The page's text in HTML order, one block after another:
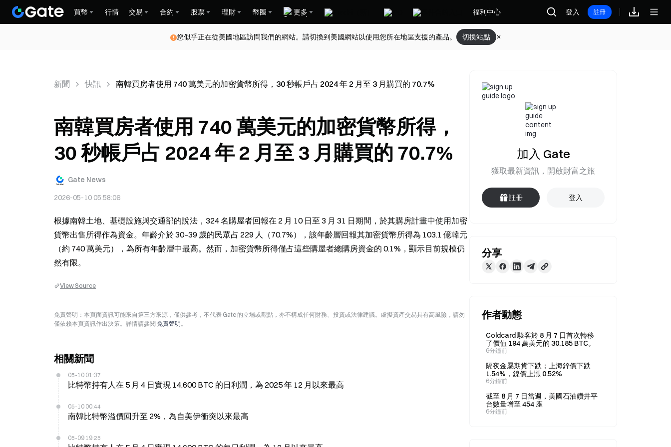
買幣 行情 交易 合約 股票 理財 幣圈 更多 福利中心 登入 註冊
您似乎正在從美國地區訪問我們的網站。請切換到美國網站以使用您所在地區支援的產品。 切換站點
新聞 快訊 南韓買房者使用 740 萬美元的加密貨幣所得，30 秒帳戶占 2024 年 2 月至 3 月購買的 70.7%
南韓買房者使用 740 萬美元的加密貨幣所得，
30 秒帳戶占 2024 年 2 月至 3 月購買的 70.7%
Gate News
2026-05-10 05:58:06
根據南韓土地、基礎設施與交通部的說法，324 名購屋者回報在 2 月 10 日至 3 月 31 日期間，於其購房計畫中使用加密
貨幣出售所得作為資金。年齡介於 30–39 歲的民眾占 229 人（70.7%），該年齡層回報其加密貨幣所得為 103.1 億韓元
（約 740 萬美元），為所有年齡層中最高。然而，加密貨幣所得僅占這些購屋者總購房資金的 0.1%，顯示目前規模仍
然有限。
View Source
免責聲明：本頁面資訊可能來自第三方來源，僅供參考，不代表 Gate 的立場或觀點，亦不構成任何財務、投資或法律建議。虛擬資產交易具有高風險，請勿
僅依賴本頁資訊作出決策。詳情請參閱 免責聲明。
相關新聞
05-10 01:37
比特幣持有人在 5 月 4 日實現 14,600 BTC 的日利潤，為 2025 年 12 月以來最高
05-10 00:44
南韓比特幣溢價回升至 2%，為自美伊衝突以來最高
05-09 19:25
加入 Gate
獲取最新資訊，開啟財富之旅
註冊 登入
分享
作者動態
Coldcard 駭客於 8 月 7 日首次轉移
了價值 194 萬美元的 30.185 BTC。
6分鐘前
隔夜金屬期貨下跌；上海鋅價下跌
1.54%，鎳價上漲 0.52%
6分鐘前
截至 8 月 7 日當週，美國石油鑽井平
台數量增至 454 座
6分鐘前